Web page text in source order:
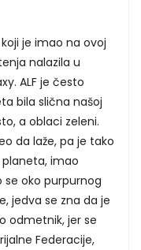
je imao na ovoj
nalazila u
ALF je često
bila slična našoj
a oblaci zeleni.
da laže, pa je tako
imao
oko purpurnog
jedva se zna da je
odmetnik, jer se
Federacije,